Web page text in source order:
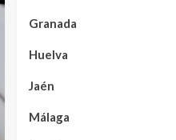
Granada
Huelva
Jaén
Málaga